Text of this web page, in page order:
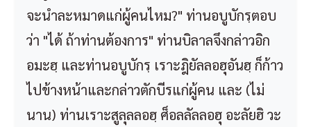
จะนำละหมาดแก่ผู้คนไหม?" ท่านอบูบักรฺตอบ
ว่า "ได้ ถ้าท่านต้องการ" ท่านบิลาลจึงกล่าวอิก
อมะฮฺ และท่านอบูบักรฺ เราะฎิยัลลอฮุอันฮฺ ก็ก้าว
ไปข้างหน้าและกล่าวตักบีรแก่ผู้คน และ (ไม่
นาน) ท่านเราะสูลุลลอฮฺ ศ็อลลัลลอฮุ อะลัยฮิ วะ